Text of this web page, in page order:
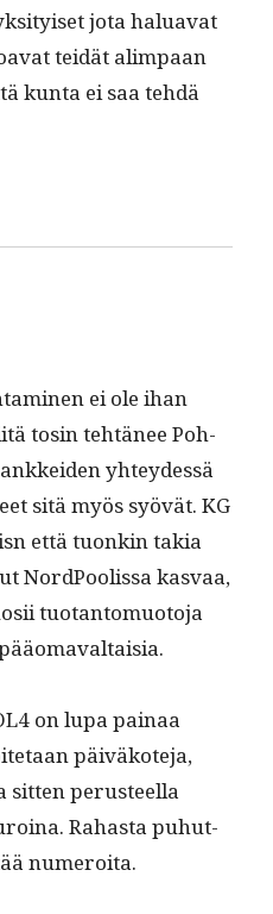
jota halu­a­vat
tei­dät alimpaan
kun­ta ei saa tehdä
ei ole ihan
tosin tehtänee Poh­
yhtey­dessä
sitä myös syövät. KG
että tuonkin takia
Nord­Poolis­sa kas­vaa,
tuotan­to­muo­to­ja
on lupa painaa
päiväkote­ja,
sit­ten perus­teel­la
Rahas­ta puhut­
numeroita.